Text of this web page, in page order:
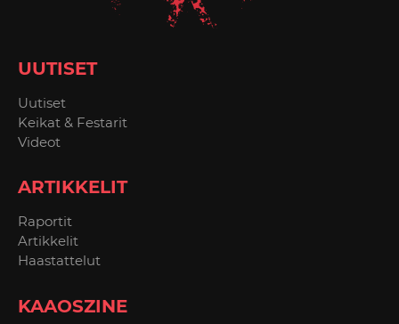
UUTISET
Uutiset
Keikat & Festarit
Videot
ARTIKKELIT
Raportit
Artikkelit
Haastattelut
KAAOSZINE